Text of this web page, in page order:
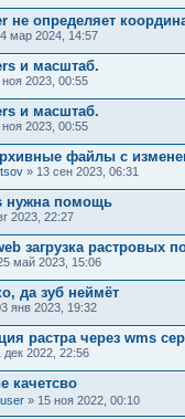
не определяет
мар 2024, 14:57
и масштаб.
ноя 2023, 00:55
и масштаб.
ноя 2023, 00:55
файлы с
» 13 сен 2023, 06:31
нужна помощь
2023, 22:27
загрузка растровых
май 2023, 15:06
да зуб неймёт
янв 2023, 19:32
растра через wms
дек 2022, 22:56
качетсво
» 15 ноя 2022, 00:10